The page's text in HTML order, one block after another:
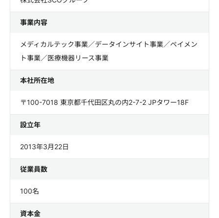
事業内容
メディカルテック事業／データインサイト事業／ペイメン
ト事業／医療機器リース事業
本社所在地
〒100-7018 東京都千代田区丸の内2-7-2 JPタワー18F
設立年
2013年3月22日
従業員数
100名
資本金